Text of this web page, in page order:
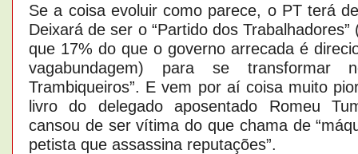
Se a coisa evoluir como parece, o PT terá
Deixará de ser o “Partido dos
que 17% do que o governo arrecada é
vagabundagem) para se transformar
Trambiqueiros”. E vem por aí coisa muito
livro do delegado aposentado Romeu
cansou de ser vítima do que chama de
petista que assassina reputações”.